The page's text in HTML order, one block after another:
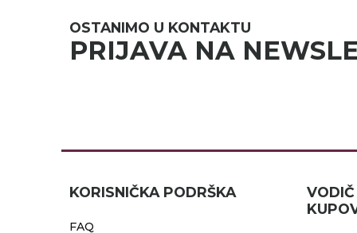
OSTANIMO U KONTAKTU
PRIJAVA NA
KORISNIČKA PODRŠKA
FAQ